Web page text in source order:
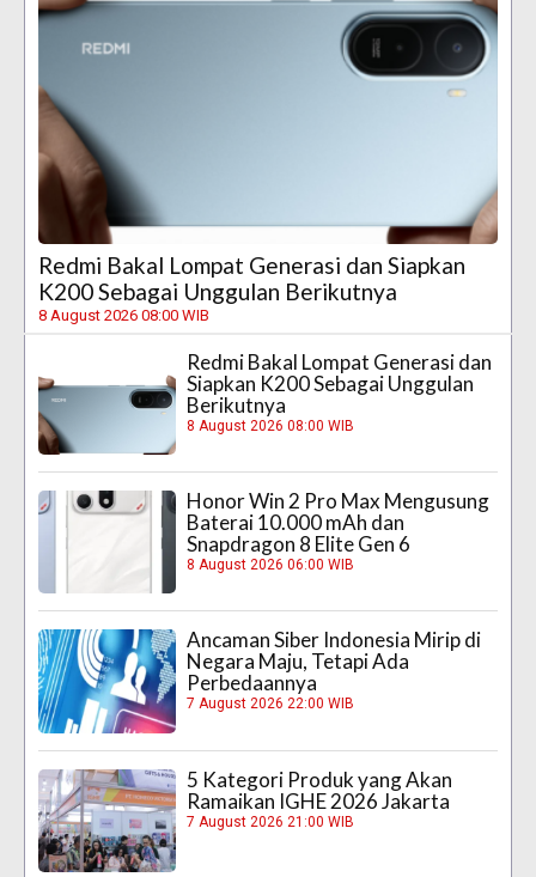
Redmi Bakal Lompat Generasi dan Siapkan
K200 Sebagai Unggulan Berikutnya
8 August 2026 08:00 WIB
Redmi Bakal Lompat Generasi dan
Siapkan K200 Sebagai Unggulan
Berikutnya
8 August 2026 08:00 WIB
Honor Win 2 Pro Max Mengusung
Baterai 10.000 mAh dan
Snapdragon 8 Elite Gen 6
8 August 2026 06:00 WIB
Ancaman Siber Indonesia Mirip di
Negara Maju, Tetapi Ada
Perbedaannya
7 August 2026 22:00 WIB
5 Kategori Produk yang Akan
Ramaikan IGHE 2026 Jakarta
7 August 2026 21:00 WIB